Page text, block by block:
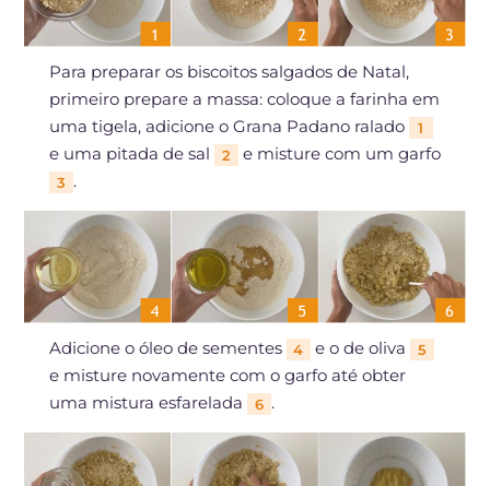
Para preparar os biscoitos salgados de Natal,
primeiro prepare a massa: coloque a farinha em
uma tigela, adicione o Grana Padano ralado
1
e uma pitada de sal 2 e misture com um garfo
3 .
Adicione o óleo de sementes 4 e o de oliva 5
e misture novamente com o garfo até obter
uma mistura esfarelada
6 .